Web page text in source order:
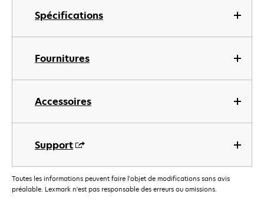
Spécifications
Fournitures
Accessoires
Support
Toutes les informations peuvent faire l'objet de modifications sans avis
préalable. Lexmark n'est pas responsable des erreurs ou omissions.